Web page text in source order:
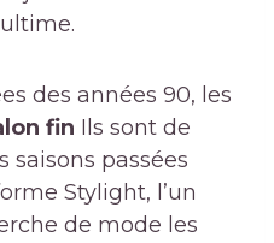
des années 90, les
fin Ils sont de
saisons passées
Stylight, l’un
de mode les